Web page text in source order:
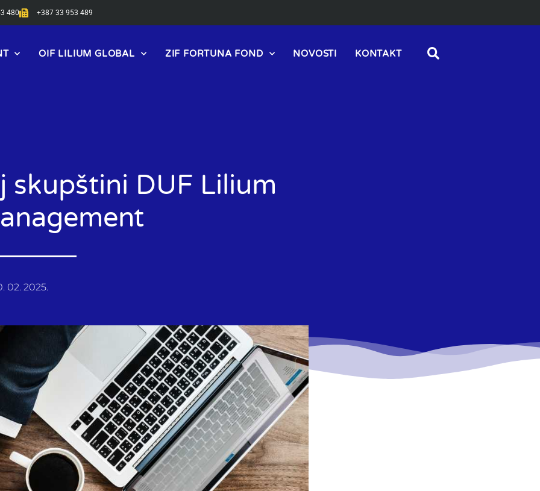
480 +387 33 953 489
OIF LILIUM GLOBAL ZIF FORTUNA FOND NOVOSTI KONTAKT
skupštini DUF Lilium
02. 2025.